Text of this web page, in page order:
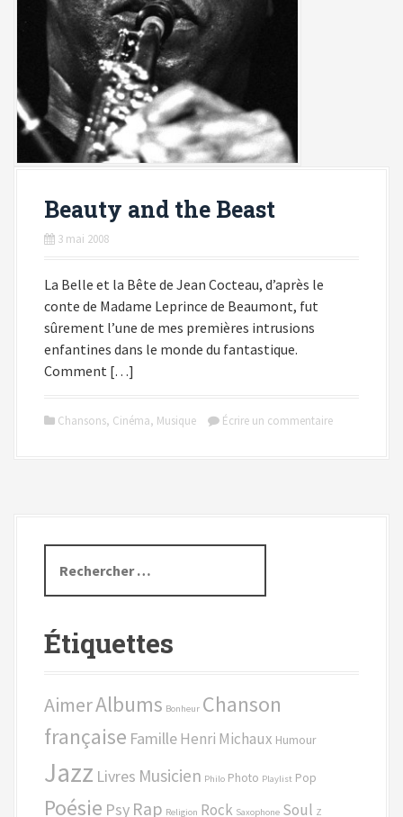
Beauty and the Beast
3 mai 2008
La Belle et la Bête de Jean Cocteau, d’après le
conte de Madame Leprince de Beaumont, fut
sûrement l’une de mes premières intrusions
enfantines dans le monde du fantastique.
Comment […]
Chansons, Cinéma, Musique Écrire un commentaire
c
e
h
e
p
Étiquettes
AimerAlbums Bonheur Chanson
française FamilleHenri Michaux Humour
Jazz Livres Musicien Philo Photo Playlist Pop
Poésie Psy Rap Religion Rock Saxophone Soul Z